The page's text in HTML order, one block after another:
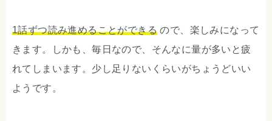
1話ずつ読み進めることができる ので、楽しみになって
きます。しかも、毎日なので、そんなに量が多いと疲
れてしまいます。少し足りないくらいがちょうどいい
ようです。